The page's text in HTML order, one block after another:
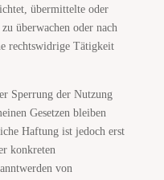
übermittelte oder
überwachen oder nach
rechtswidrige Tätigkeit
Sperrung der Nutzung
Gesetzen bleiben
Haftung ist jedoch erst
konkreten
von